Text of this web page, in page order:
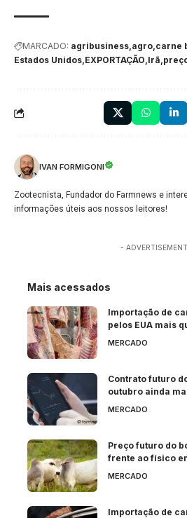
MARCADO: agribusiness agro carne
Estados Unidos EXPORTAÇÃO Irã
IVAN FORMIGONI
Zootecnista, Fundador do Farmnews e
informações úteis aos nossos leitores!
-
Mais acessados
Importação de
pelos EUA mais
MERCADO
Contrato futuro
outubro ainda
MERCADO
Preço futuro do
frente ao físico
MERCADO
Importação de